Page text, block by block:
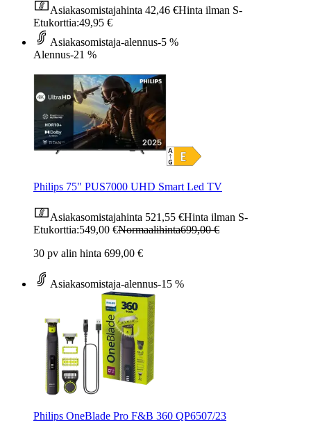
Asiakasomistajahinta 42,46 €Hinta ilman S-
Etukorttia:49,95 €
Asiakasomistaja-alennus-5 %
Alennus-21 %
Philips 75" PUS7000 UHD Smart Led TV
Asiakasomistajahinta 521,55 €Hinta ilman S-
Etukorttia:549,00 €Normaalihinta699,00 €
30 pv alin hinta 699,00 €
Asiakasomistaja-alennus-15 %
Philips OneBlade Pro F&B 360 QP6507/23